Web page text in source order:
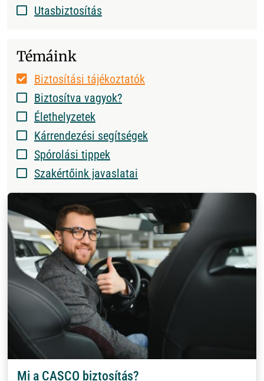
Utasbiztosítás
Témáink
Biztosítási tájékoztatók
Biztosítva vagyok?
Élethelyzetek
Kárrendezési segítségek
Spórolási tippek
Szakértőink javaslatai
Mi a CASCO biztosítás?